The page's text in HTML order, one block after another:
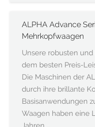
ALPHA Advance
Mehrkopfwaagen
Unsere robusten
dem besten Preis-
Die Maschinen der
durch ihre brillante
Basisanwendungen
Waagen haben eine